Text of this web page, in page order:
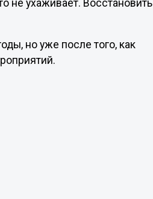
не ухаживает. Восстановить
но уже после того, как